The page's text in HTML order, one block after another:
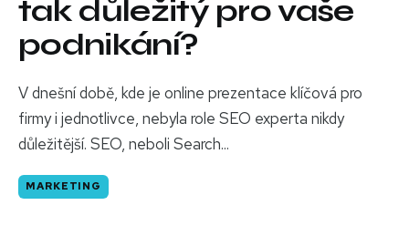
tak důležitý pro vaše
podnikání?
V dnešní době, kde je online prezentace klíčová pro
firmy i jednotlivce, nebyla role SEO experta nikdy
důležitější. SEO, neboli Search...
MARKETING